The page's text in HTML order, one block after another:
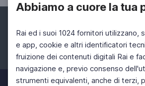
Abbiamo a cuore la tua
Rai ed i suoi 1024 fornitori utilizzano,
e app, cookie e altri identificatori
fruizione dei contenuti digitali Rai e
navigazione e, previo consenso
strumenti equivalenti, anche di terzi,
Facebook Instagram